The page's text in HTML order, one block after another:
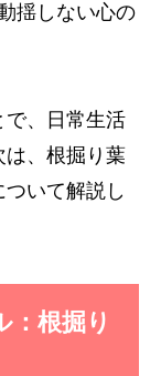
揺しない心の
で、日常生活
は、根掘り葉
いて解説し
：根掘り